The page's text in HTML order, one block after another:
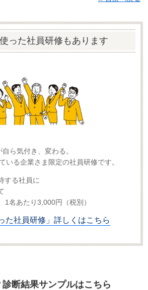
った社員研修もあります
ら気付き、変わる。
いる企業さま限定の社員研修です。
する社員に
1名あたり3,000円（税別）
た社員研修」詳しくはこちら
診断結果サンプルはこちら